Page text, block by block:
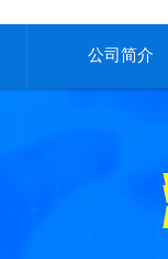
公司简介